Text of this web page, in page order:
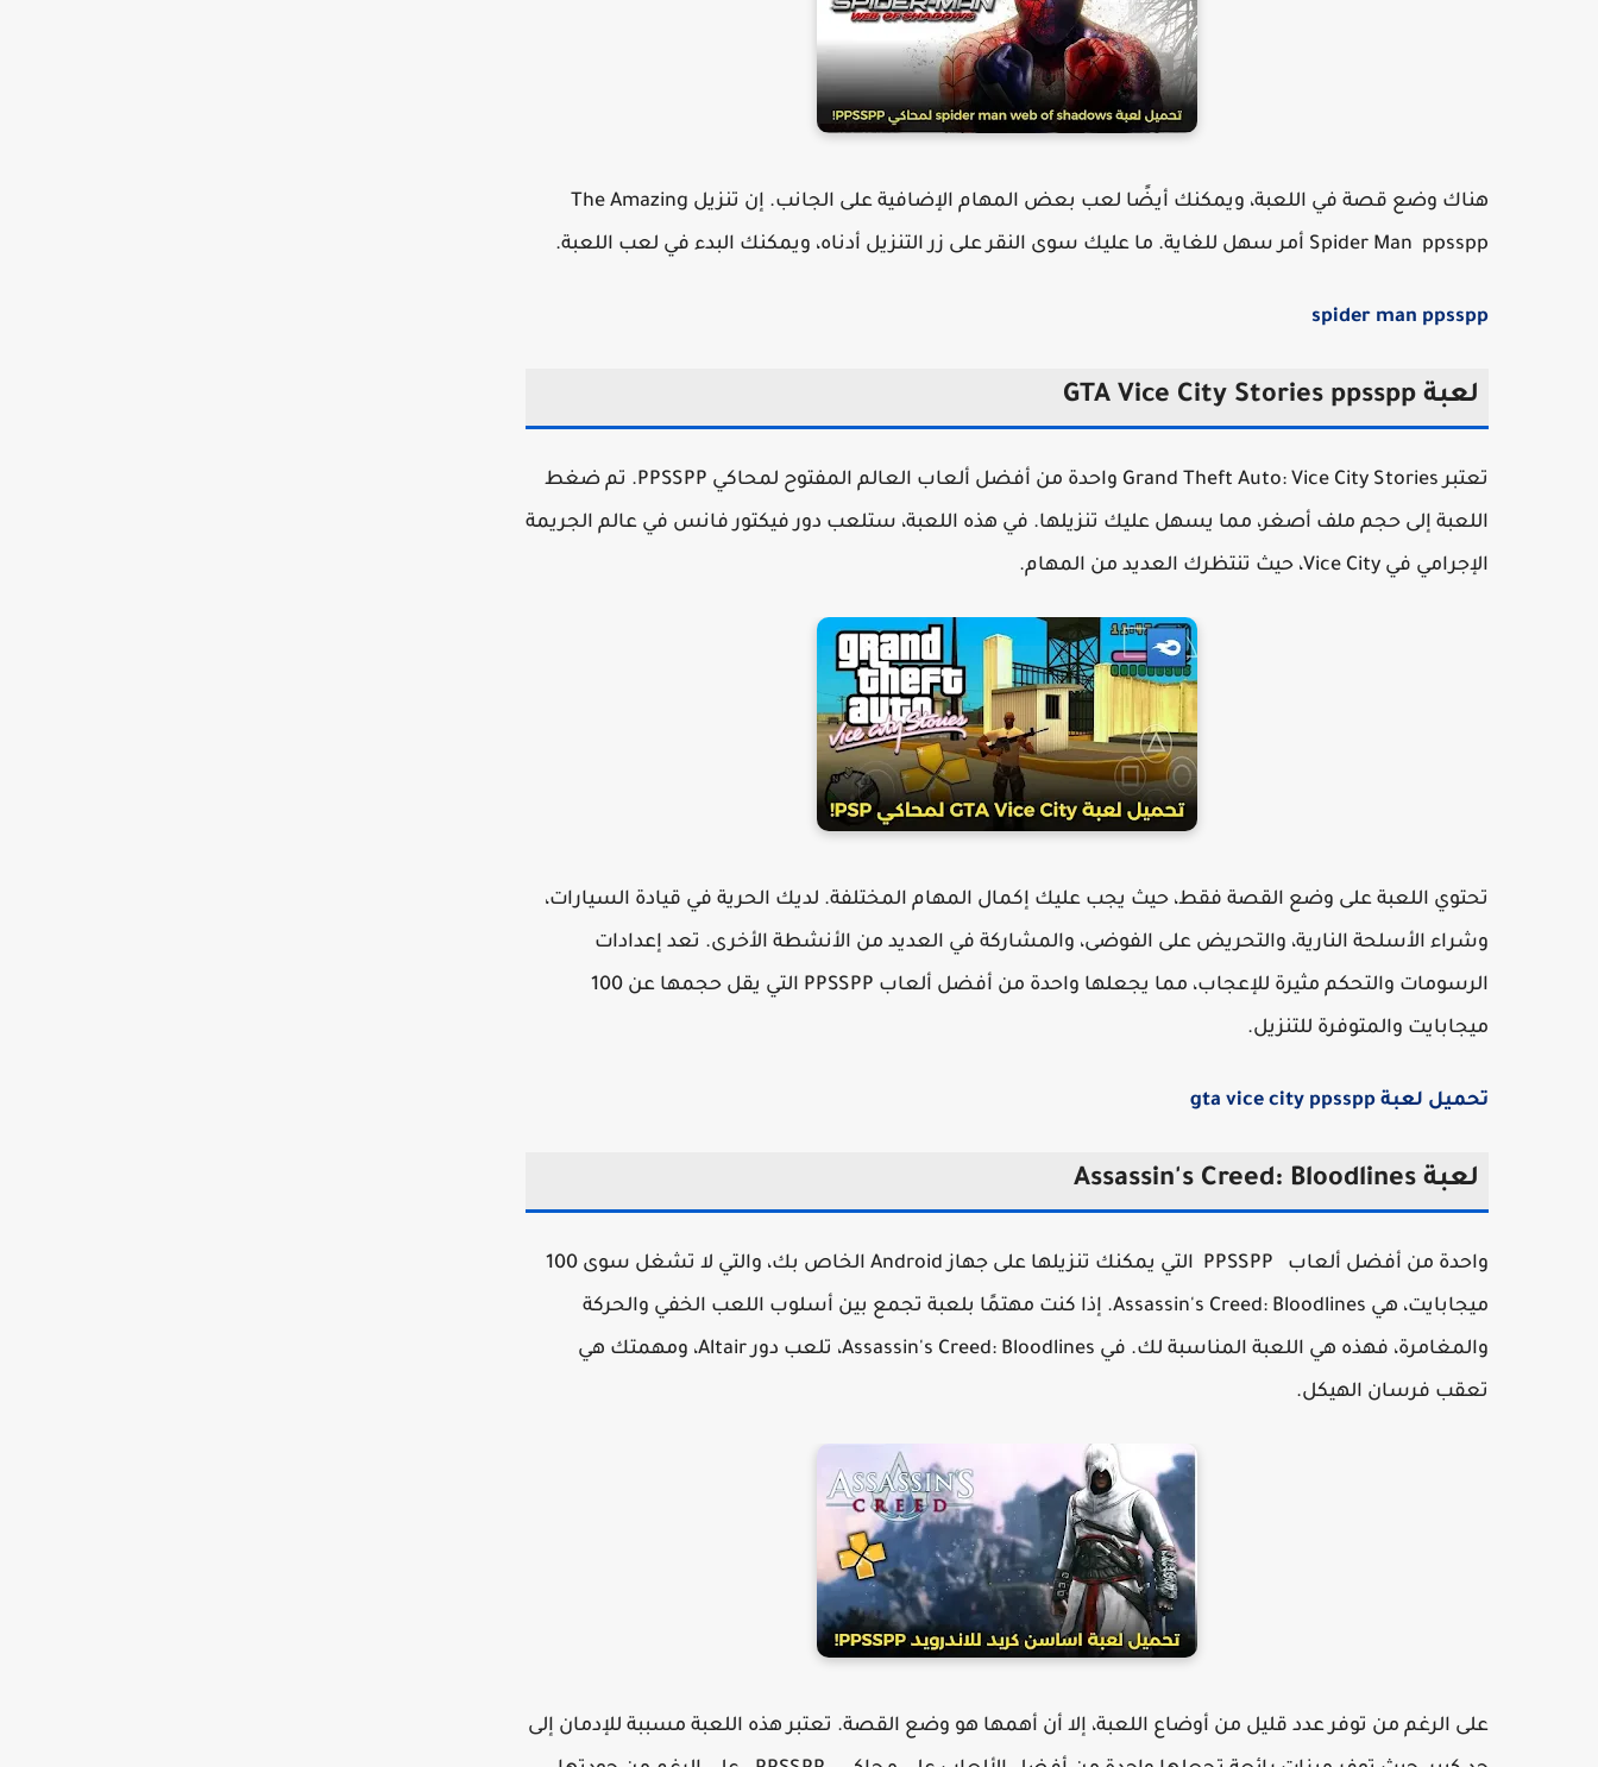
هناك وضع قصة في اللعبة، ويمكنك أيضًا لعب بعض المهام الإضافية على الجانب. إن تنزيل The Amazing
Spider Man ppsspp أمر سهل للغاية. ما عليك سوى النقر على زر التنزيل أدناه، ويمكنك البدء في لعب اللعبة.
spider man ppsspp
لعبة GTA Vice City Stories ppsspp
تعتبر Grand Theft Auto: Vice City Stories واحدة من أفضل ألعاب العالم المفتوح لمحاكي PPSSPP. تم ضغط
اللعبة إلى حجم ملف أصغر، مما يسهل عليك تنزيلها. في هذه اللعبة، ستلعب دور فيكتور فانس في عالم الجريمة
الإجرامي في Vice City، حيث تنتظرك العديد من المهام.
تحتوي اللعبة على وضع القصة فقط، حيث يجب عليك إكمال المهام المختلفة. لديك الحرية في قيادة السيارات،
وشراء الأسلحة النارية، والتحريض على الفوضى، والمشاركة في العديد من الأنشطة الأخرى. تعد إعدادات
الرسومات والتحكم مثيرة للإعجاب، مما يجعلها واحدة من أفضل ألعاب PPSSPP التي يقل حجمها عن 100
ميجابايت والمتوفرة للتنزيل.
تحميل لعبة gta vice city ppsspp
لعبة Assassin's Creed: Bloodlines
واحدة من أفضل ألعاب PPSSPP التي يمكنك تنزيلها على جهاز Android الخاص بك، والتي لا تشغل سوى 100
ميجابايت، هي Assassin's Creed: Bloodlines. إذا كنت مهتمًا بلعبة تجمع بين أسلوب اللعب الخفي والحركة
والمغامرة، فهذه هي اللعبة المناسبة لك. في Assassin's Creed: Bloodlines، تلعب دور Altair، ومهمتك هي
تعقب فرسان الهيكل.
على الرغم من توفر عدد قليل من أوضاع اللعبة، إلا أن أهمها هو وضع القصة. تعتبر هذه اللعبة مسببة للإدمان إلى